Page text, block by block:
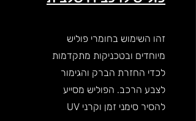
זהו השימוש בחומרי פוליש
מיוחדים ובטכניקות מתקדמות
לכדי החזרת הברק והגימור
לצבע הרכב. הפוליש מסייע
להסיר סימני זמן וקרני UV